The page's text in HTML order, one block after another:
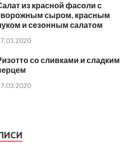
из красной фасоли с
сыром, красным
и сезонным салатом
со сливками и сладким